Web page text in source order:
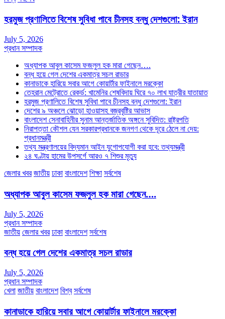
হরমুজ প্রণালিতে বিশেষ সুবিধা পাবে চীনসহ বন্ধু দেশগুলো: ইরান
July 5, 2026
প্রধান সম্পাদক
অধ্যাপক আবুল কাসেম ফজলুল হক মারা গেছেন….
বন্ধ হয়ে গেল দেশের একমাত্র সচল রাডার
কানাডাকে হারিয়ে সবার আগে কোয়ার্টার ফাইনালে মরক্কো
তেহরান মেট্রোতে রেকর্ড: খামেনির শেষবিদায় ঘিরে ৭০ লাখ যাত্রীর যাতায়াত
হরমুজ প্রণালিতে বিশেষ সুবিধা পাবে চীনসহ বন্ধু দেশগুলো: ইরান
দেশের ৯ অঞ্চলে ঝোড়ো হাওয়াসহ বজ্রবৃষ্টির আভাস
বাংলাদেশ সেনাবাহিনীর সুনাম আন্তর্জাতিক অঙ্গনে সুবিদিত: রাষ্ট্রপতি
নিরাপত্তা কৌশল যেন সরকারপ্রধানকে জনগণ থেকে দূরে ঠেলে না দেয়:
প্রধানমন্ত্রী
তথ্য মন্ত্রণালয়ের বিদ্যমান আইন যুগোপযোগী করা হবে: তথ্যমন্ত্রী
২৪ ঘণ্টায় হামের উপসর্গে আরও ৭ শিশুর মৃত্যু
জেলার খবর জাতীয় ঢাকা বাংলাদেশ শিক্ষা সর্বশেষ
অধ্যাপক আবুল কাসেম ফজলুল হক মারা গেছেন….
July 5, 2026
প্রধান সম্পাদক
জাতীয় জেলার খবর ঢাকা বাংলাদেশ সর্বশেষ
বন্ধ হয়ে গেল দেশের একমাত্র সচল রাডার
July 5, 2026
প্রধান সম্পাদক
খেলা জাতীয় বাংলাদেশ বিশ্ব সর্বশেষ
কানাডাকে হারিয়ে সবার আগে কোয়ার্টার ফাইনালে মরক্কো